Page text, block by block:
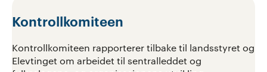
Kontrollkomiteen
Kontrollkomiteen rapporterer tilbake til landsstyret og
Elevtinget om arbeidet til sentralleddet og